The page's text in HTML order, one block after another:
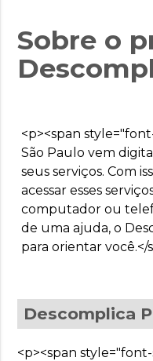
Sobre o
<p><span
São Paulo vem
seus serviços. Com
acessar esses
computador ou
de uma ajuda, o
para orientar você.</
Descomplica
<p><span style="font-